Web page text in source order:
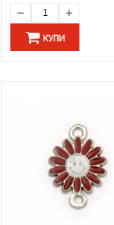
КУПИ